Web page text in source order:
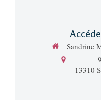
Sandrine
13310